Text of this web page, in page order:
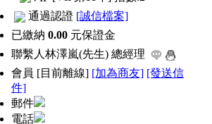
通過認證 [誠信檔案]
已繳納 0.00 元保證金
聯繫人 林澤嵐(先生) 總經理
會員 [目前離線] [加為商友] [發送信
件]
郵件
電話